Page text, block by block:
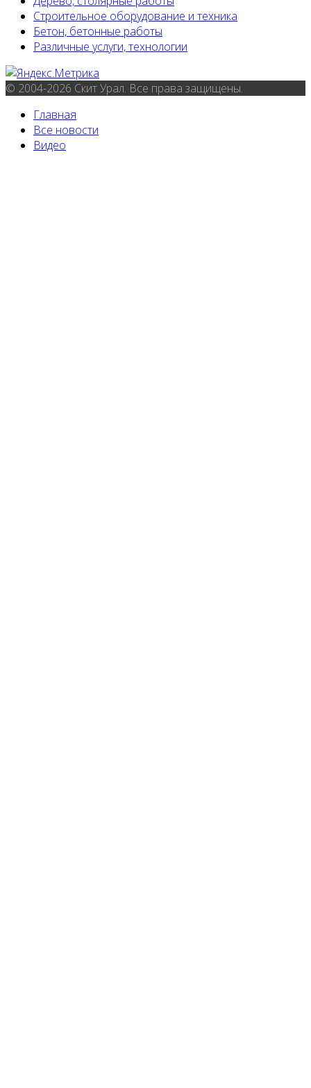
Строительное оборудование и техника
Бетон, бетонные работы
Различные услуги, технологии
© 2004-2026 Скит Урал. Все права защищены.
Главная
Все новости
Видео